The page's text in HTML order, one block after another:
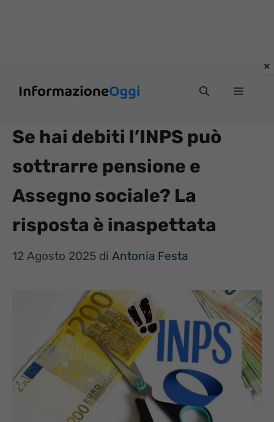
Menu
Se hai debiti l’INPS può
sottrarre pensione e
Assegno sociale? La
risposta è inaspettata
12 Agosto 2025 di Antonia Festa